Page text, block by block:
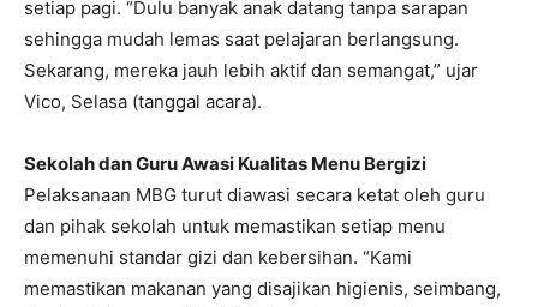
setiap pagi. “Dulu banyak anak datang tanpa sarapan
sehingga mudah lemas saat pelajaran berlangsung.
Sekarang, mereka jauh lebih aktif dan semangat,” ujar
Vico, Selasa (tanggal acara).
Sekolah dan Guru Awasi Kualitas Menu Bergizi
Pelaksanaan MBG turut diawasi secara ketat oleh guru
dan pihak sekolah untuk memastikan setiap menu
memenuhi standar gizi dan kebersihan. “Kami
memastikan makanan yang disajikan higienis, seimbang,